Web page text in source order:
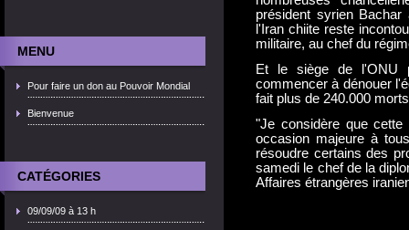
MENU
Pour faire un don au Pouvoir Mondial
Bienvenue
CATÉGORIES
09/09/09 à 13 h
président syrien
l'Iran chiite reste
militaire, au chef du
Et le siège de l'ONU
commencer à dénouer
fait plus de 240.000
"Je considère que cette
occasion majeure à
résoudre certains des
samedi le chef de la
Affaires étrangères